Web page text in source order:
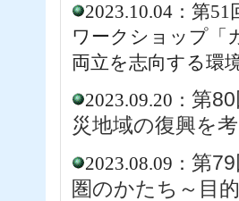
2023.10.04：第
ワークショップ「
両立を志向する環
2023.09.20： 第
災地域の復興を
2023.08.09： 第
圏のかたち～目